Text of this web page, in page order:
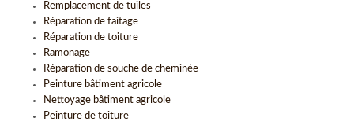
Remplacement de tuiles
Réparation de faitage
Réparation de toiture
Ramonage
Réparation de souche de cheminée
Peinture bâtiment agricole
Nettoyage bâtiment agricole
Peinture de toiture